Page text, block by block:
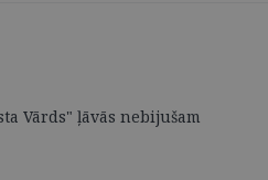
Vārds" ļāvās nebijušam